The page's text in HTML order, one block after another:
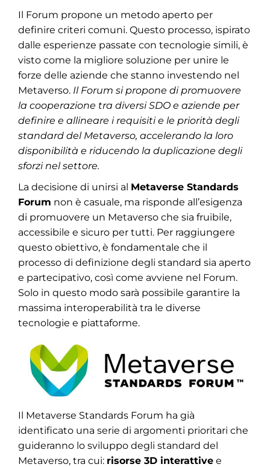
Il Forum propone un metodo aperto per
definire criteri comuni. Questo processo, ispirato
dalle esperienze passate con tecnologie simili, è
visto come la migliore soluzione per unire le
forze delle aziende che stanno investendo nel
Metaverso. Il Forum si propone di promuovere
la cooperazione tra diversi SDO e aziende per
definire e allineare i requisiti e le priorità degli
standard del Metaverso, accelerando la loro
disponibilità e riducendo la duplicazione degli
sforzi nel settore.
La decisione di unirsi al Metaverse Standards
Forum non è casuale, ma risponde all’esigenza
di promuovere un Metaverso che sia fruibile,
accessibile e sicuro per tutti. Per raggiungere
questo obiettivo, è fondamentale che il
processo di definizione degli standard sia aperto
e partecipativo, così come avviene nel Forum.
Solo in questo modo sarà possibile garantire la
massima interoperabilità tra le diverse
tecnologie e piattaforme.
Il Metaverse Standards Forum ha già
identificato una serie di argomenti prioritari che
guideranno lo sviluppo degli standard del
Metaverso, tra cui: risorse 3D interattive e